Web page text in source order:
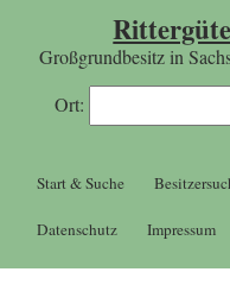
Großgrundbesitz in
Ort:
Start & Suche
Datenschutz Impressum